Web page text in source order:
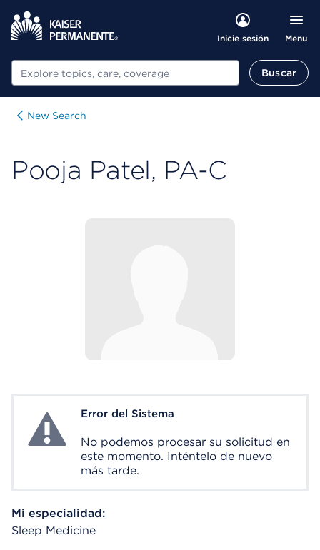
Inicie sesión Menu
Buscar Buscar
New Search
Pooja Patel, PA-C
System ErrorError del Sistema
No podemos procesar su solicitud en
este momento. Inténtelo de nuevo
más tarde.
Mi especialidad:
Sleep Medicine